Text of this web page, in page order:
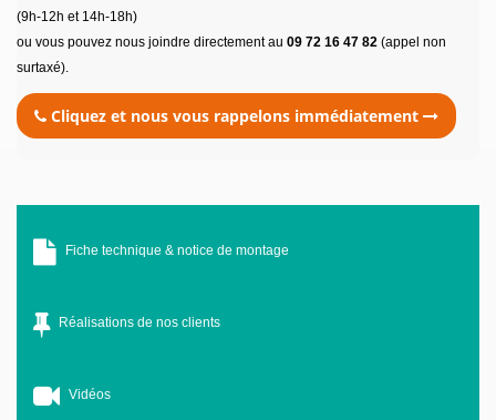
(9h-12h et 14h-18h)
ou vous pouvez nous joindre directement au 09 72 16 47 82 (appel non
surtaxé).
Cliquez et nous vous rappelons immédiatement
Fiche technique & notice de montage
Réalisations de nos clients
Vidéos